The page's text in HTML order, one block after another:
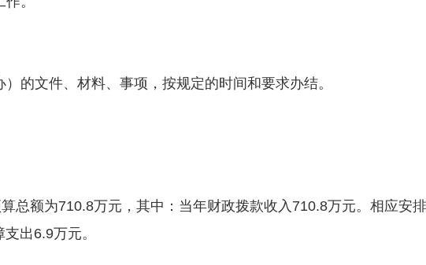
文件、材料、事项，按规定的时间和要求办结。
额为710.8万元，其中：当年财政拨款收入710.8万元。相应安
出6.9万元。